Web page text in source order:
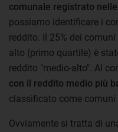
comunale registrato
possiamo identificare i
reddito. Il 25% dei
alto (primo quartile) è
reddito "medio-alto". Al
con il reddito medio più
classificato come comuni
Ovviamente si tratta di